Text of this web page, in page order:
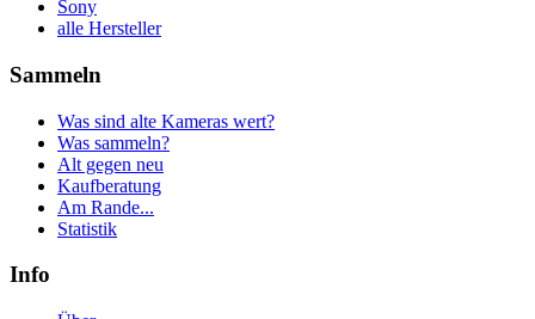
Sony
alle Hersteller
Sammeln
Was sind alte Kameras wert?
Was sammeln?
Alt gegen neu
Kaufberatung
Am Rande...
Statistik
Info